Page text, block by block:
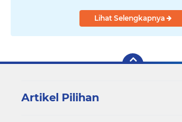
Lihat Selengkapnya
Artikel Pilihan